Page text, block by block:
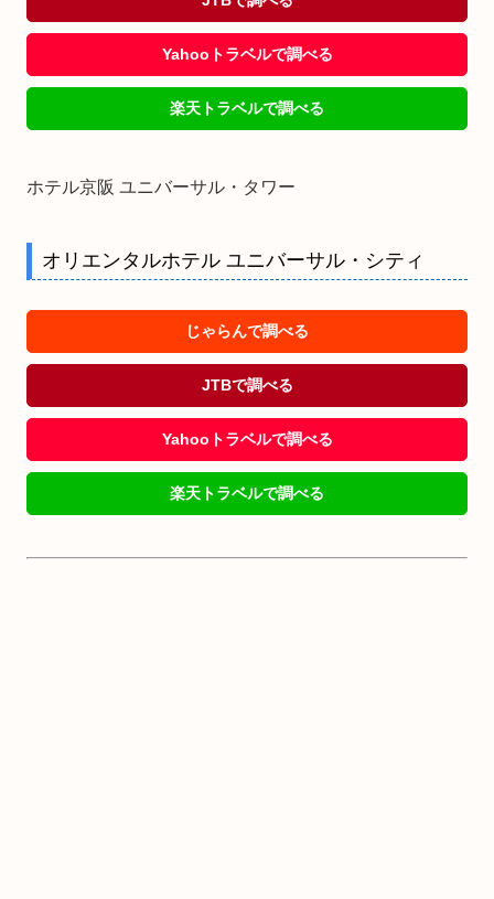
Yahooトラベルで調べる
楽天トラベルで調べる
ホテル京阪 ユニバーサル・タワー
オリエンタルホテル ユニバーサル・シティ
じゃらんで調べる
JTBで調べる
Yahooトラベルで調べる
楽天トラベルで調べる